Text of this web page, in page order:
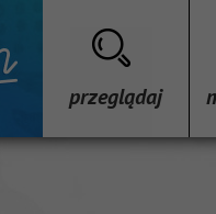
przeglądaj